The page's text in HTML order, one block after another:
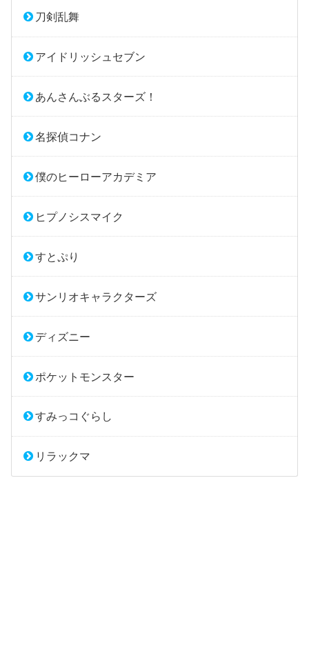
刀剣乱舞
アイドリッシュセブン
あんさんぶるスターズ！
名探偵コナン
僕のヒーローアカデミア
ヒプノシスマイク
すとぷり
サンリオキャラクターズ
ディズニー
ポケットモンスター
すみっコぐらし
リラックマ